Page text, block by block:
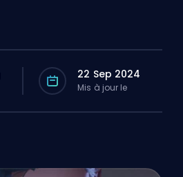
22 Sep 2024
Mis à jour le